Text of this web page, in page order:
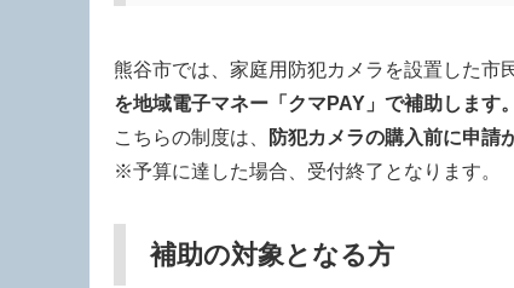
熊谷市では、家庭用防犯カメラを設置した市
を地域電子マネー「クマPAY」で補助します。
こちらの制度は、
防犯カメラの購入前に申請
※予算に達した場合、受付終了となります。
補助の対象となる方